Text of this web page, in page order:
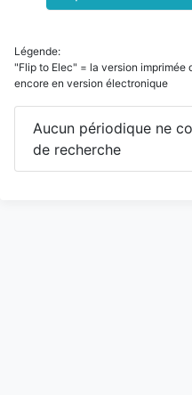
Légende:
"Flip to Elec" = la version imprimée
encore en version électronique
Aucun périodique ne
de recherche